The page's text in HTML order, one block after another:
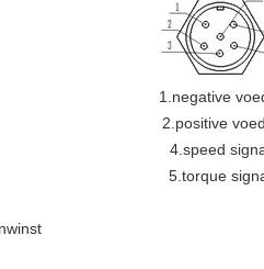
1.negative
2.positive
4.speed
5.torque